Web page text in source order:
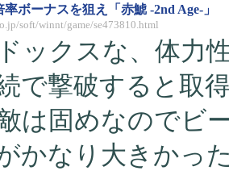
ボーナスを狙え「赤鯱 -2nd Age-」
soft/winnt/game/se473810.html
ックスな、体力
で撃破すると取
は固めなのでビ
かなり大きかっ